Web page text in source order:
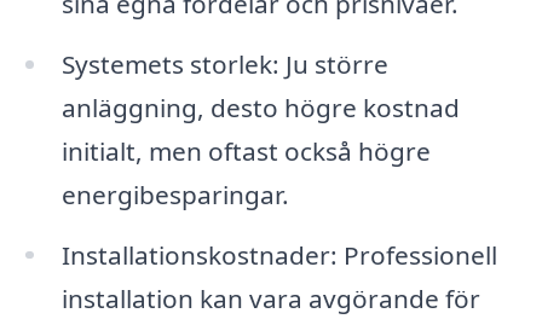
Systemets storlek: Ju större
anläggning, desto högre kostnad
initialt, men oftast också högre
energibesparingar.
Installationskostnader: Professionell
installation kan vara avgörande för